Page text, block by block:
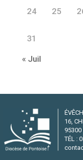
24 25
31
« Juil
16,
95300
TÉL :